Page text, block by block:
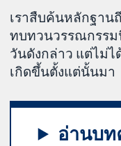
เราสืบค้นหลักฐาน
ทบทวนวรรณกรร
วันดังกล่าว แต่ไม่
เกิดขึ้นตั้งแต่นั้นมา
อ่านบท